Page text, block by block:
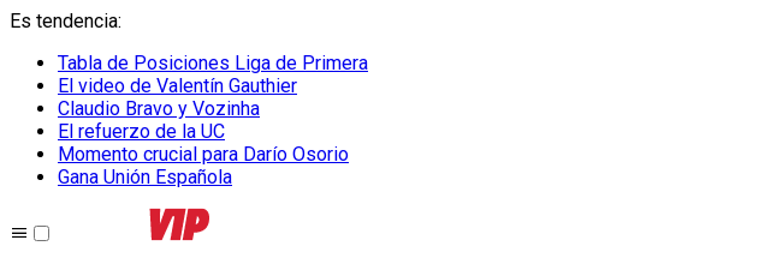
Es tendencia:
Tabla de Posiciones Liga de Primera
El video de Valentín Gauthier
Claudio Bravo y Vozinha
El refuerzo de la UC
Momento crucial para Darío Osorio
Gana Unión Española